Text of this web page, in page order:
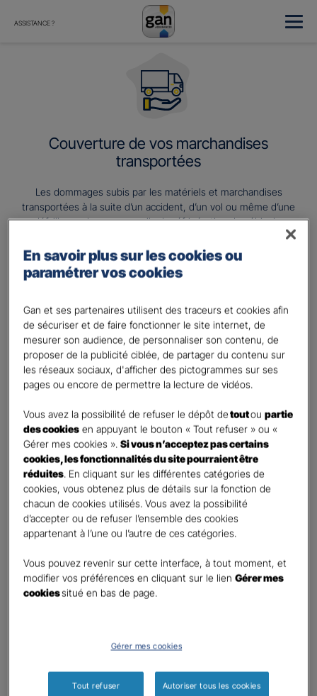
ASSISTANCE ?
Couverture de vos marchandises
transportées
Les dommages subis par les matériels et marchandises
transportées à la suite d’un accident, d’un vol ou même d’une
défaillance de vos appareils de réfrigération du véhicule.
Couverture de vos locaux
Une couverture complète pour vos locaux, garantissant leur
sécurité contre les sinistres et les imprévus, afin que vous puissiez
Couverture de vos biens et bris de matériels
personnelles de valeur (PPV) et le matériel informatique, contre les
dommages et les pertes, vous permettant de vous concentrer sur
l’essentiel.
En savoir plus sur les cookies ou
paramétrer vos cookies
Gan et ses partenaires utilisent des traceurs et cookies afin
de sécuriser et de faire fonctionner le site internet, de
mesurer son audience, de personnaliser son contenu, de
proposer de la publicité ciblée, de partager du contenu sur
les réseaux sociaux, d'afficher des pictogrammes sur ses
pages ou encore de permettre la lecture de vidéos.
Vous avez la possibilité de refuser le dépôt detoutoupartie
des cookies en appuyant le bouton « Tout refuser » ou «
Gérer mes cookies ».Si vous n’acceptez pas certains
cookies, les fonctionnalités du site pourraient être
réduites. En cliquant sur les différentes catégories de
cookies, vous obtenez plus de détails sur la fonction de
chacun de cookies utilisés. Vous avez la possibilité
d’accepter ou de refuser l’ensemble des cookies
appartenant à l’une ou l’autre de ces catégories.
Vous pouvez revenir sur cette interface, à tout moment, et
modifier vos préférences en cliquant sur le lienGérer mes
cookiessitué en bas de page.
Gérer mes cookies
Tout refuser Autoriser tous les cookies